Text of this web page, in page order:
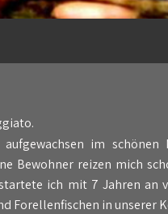
im schönen
Bewohner reizen mich
ich mit 7 Jahren an
Forellenfischen in unserer